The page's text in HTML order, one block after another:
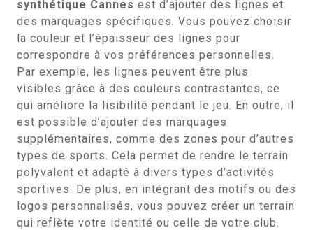
synthétique Cannes est d’ajouter des lignes et
des marquages spécifiques. Vous pouvez choisir
la couleur et l’épaisseur des lignes pour
correspondre à vos préférences personnelles.
Par exemple, les lignes peuvent être plus
visibles grâce à des couleurs contrastantes, ce
qui améliore la lisibilité pendant le jeu. En outre, il
est possible d’ajouter des marquages
supplémentaires, comme des zones pour d’autres
types de sports. Cela permet de rendre le terrain
polyvalent et adapté à divers types d’activités
sportives. De plus, en intégrant des motifs ou des
logos personnalisés, vous pouvez créer un terrain
qui reflète votre identité ou celle de votre club.